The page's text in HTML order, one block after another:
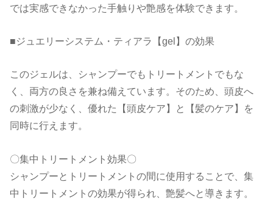
では実感できなかった手触りや艶感を体験できます。
■ジュエリーシステム・ティアラ【gel】の効果
このジェルは、シャンプーでもトリートメントでもな
く、両方の良さを兼ね備えています。そのため、頭皮へ
の刺激が少なく、優れた【頭皮ケア】と【髪のケア】を
同時に行えます。
〇集中トリートメント効果〇
シャンプーとトリートメントの間に使用することで、集
中トリートメントの効果が得られ、艶髪へと導きます。